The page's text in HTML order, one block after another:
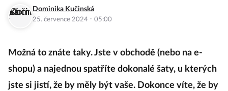
Dominika Kučinská
25. července 2024 · 05:00
Možná to znáte taky. Jste v obchodě (nebo na e-
shopu) a najednou spatříte dokonalé šaty, u kterých
jste si jistí, že by měly být vaše. Dokonce víte, že by